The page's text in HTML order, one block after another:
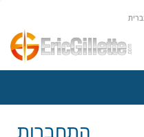
התחברות